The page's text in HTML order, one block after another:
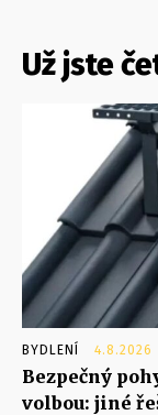
Už jste
BYDLENÍ 4.8.2026
Bezpečný
volbou: jiné